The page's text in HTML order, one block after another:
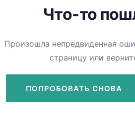
Что-то
Произошла непредвиденная
страницу или
ПОПРОБОВАТЬ СНОВА